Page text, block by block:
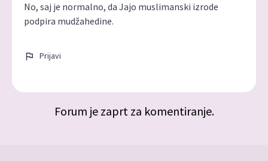
No, saj je normalno, da Jajo muslimanski izrode
podpira mudžahedine.
Prijavi
Forum je zaprt za komentiranje.